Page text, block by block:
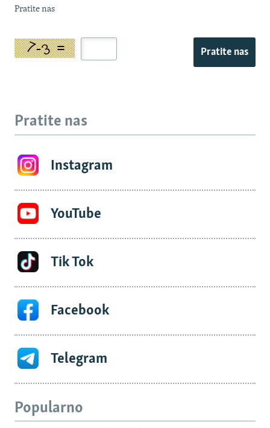
Pratite nas
Pratite nas
Pratite nas
Instagram
YouTube
Tik Tok
Facebook
Telegram
Popularno